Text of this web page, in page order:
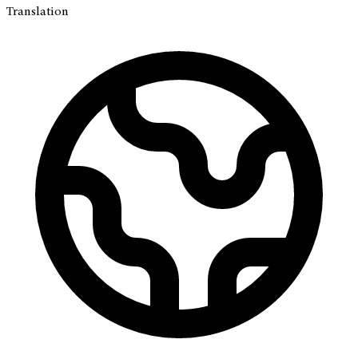
Translation